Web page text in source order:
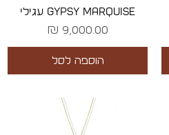
GYPSY MARQUISE עגילי
מחיר
הוספה לסל